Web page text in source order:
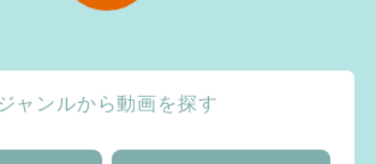
ジャンルから動画を探す